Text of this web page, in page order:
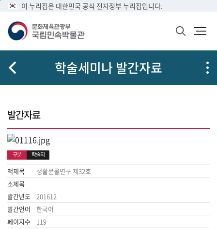
가
가
이 누리집은 대한민국 공식 전자정부 누리집입니다.
검
화
체
관
국
물
관
로
고
뉴
기
학술세미나 발간자료
유
발간자료
구분 학술지
책제목
생활문물연구 제32호
소제목
발간년도
201612
발간언어
한국어
페이지수
119